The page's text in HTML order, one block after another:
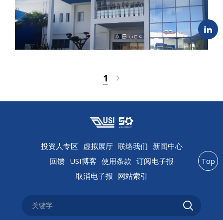
1 ›
投资人专区 虚拟展厅 联络我们 新闻中心
回馈 USI博客 使用条款 订阅电子报
取消电子报 网站索引
Top